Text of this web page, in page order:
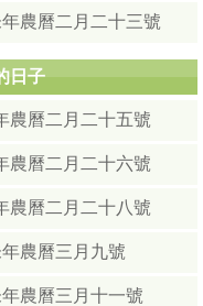
農曆二月二十三號
日子
農曆二月二十五號
農曆二月二十六號
農曆二月二十八號
農曆三月九號
農曆三月十一號